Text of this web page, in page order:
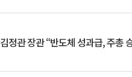
김정관 장관 “반도체 성과급, 주총